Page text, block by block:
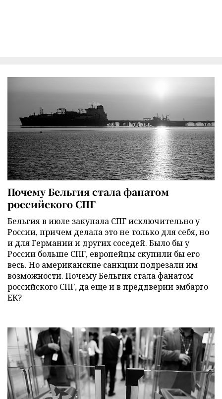
Почему Бельгия стала фанатом
российского СПГ
Бельгия в июле закупала СПГ исключительно у
России, причем делала это не только для себя, но
и для Германии и других соседей. Было бы у
России больше СПГ, европейцы скупили бы его
весь. Но американские санкции подрезали им
возможности. Почему Бельгия стала фанатом
российского СПГ, да еще и в преддверии эмбарго
ЕК?